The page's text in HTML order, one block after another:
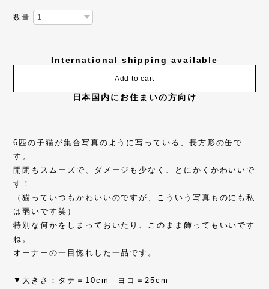
数量
International shipping available
Add to cart
日本国内にお住まいの方向け
6匹の子猫が集合写真のように写っている、長方形の缶で
す。
開閉もスムーズで、ダメージも少なく、とにかくかわいいで
す！
（猫っていつもかわいいのですが、こういう写真ものにも私
は弱いです笑）
特別な何かをしまっておいたり、このまま飾ってもいいです
ね。
オーナーの一目惚れした一品です。
▼大きさ：タテ＝10cm ヨコ＝25cm